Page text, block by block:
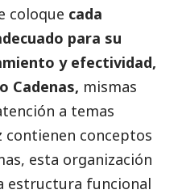
coloque cada
para su
y efectividad,
Cadenas, mismas
a temas
contienen conceptos
esta organización
estructura funcional